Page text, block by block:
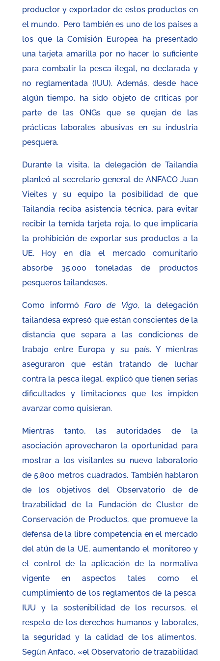
productor y exportador de estos productos en
el mundo. Pero también es uno de los países a
los que la Comisión Europea ha presentado
una tarjeta amarilla por no hacer lo suficiente
para combatir la pesca ilegal, no declarada y
no reglamentada (IUU). Además, desde hace
algún tiempo, ha sido objeto de críticas por
parte de las ONGs que se quejan de las
prácticas laborales abusivas en su industria
pesquera.
Durante la visita, la delegación de Tailandia
planteó al secretario general de ANFACO Juan
Vieites y su equipo la posibilidad de que
Tailandia reciba asistencia técnica, para evitar
recibir la temida tarjeta roja, lo que implicaría
la prohibición de exportar sus productos a la
UE. Hoy en día el mercado comunitario
absorbe 35.000 toneladas de productos
pesqueros tailandeses.
Como informóFaro de Vigo, la delegación
tailandesa expresó que están conscientes de la
distancia que separa a las condiciones de
trabajo entre Europa y su país. Y mientras
aseguraron que están tratando de luchar
contra la pesca ilegal, explicó que tienen serias
dificultades y limitaciones que les impiden
avanzar como quisieran.
Mientras tanto, las autoridades de la
asociación aprovecharon la oportunidad para
mostrar a los visitantes su nuevo laboratorio
de 5.800 metros cuadrados. También hablaron
de los objetivos del Observatorio de de
trazabilidad de la Fundación de Cluster de
Conservación de Productos, que promueve la
defensa de la libre competencia en el mercado
del atún de la UE, aumentando el monitoreo y
el control de la aplicación de la normativa
vigente en aspectos tales como el
cumplimiento de los reglamentos de la pesca
IUU y la sostenibilidad de los recursos, el
respeto de los derechos humanos y laborales,
la seguridad y la calidad de los alimentos.
Según Anfaco, «el Observatorio de trazabilidad